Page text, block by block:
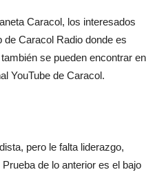
Caracol, los interesados
de Caracol Radio donde es
se pueden encontrar en
YouTube de Caracol.
pero le falta liderazgo,
de lo anterior es el bajo